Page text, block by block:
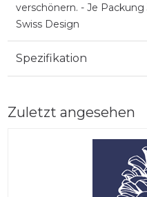
verschönern. - Je
Swiss Design
Spezifikation
Zuletzt angesehen